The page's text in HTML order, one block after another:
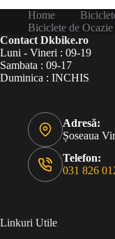
Home
Biciclete de Ocazie
Contact Dkbike.ro
Luni - Vineri : 09-19
Sambata : 09-17
Duminica : INCHIS
Adresă:
Șoseaua
Telefon:
031 826
Linkuri Utile